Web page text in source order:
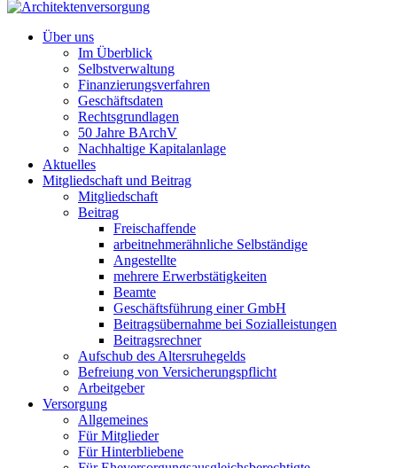
Über uns
Im Überblick
Selbstverwaltung
Finanzierungsverfahren
Geschäftsdaten
Rechtsgrundlagen
50 Jahre BArchV
Nachhaltige Kapitalanlage
Aktuelles
Mitgliedschaft und Beitrag
Mitgliedschaft
Beitrag
Freischaffende
arbeitnehmerähnliche Selbständige
Angestellte
mehrere Erwerbstätigkeiten
Beamte
Geschäftsführung einer GmbH
Beitragsübernahme bei Sozialleistungen
Beitragsrechner
Aufschub des Altersruhegelds
Befreiung von Versicherungspflicht
Arbeitgeber
Versorgung
Allgemeines
Für Mitglieder
Für Hinterbliebene